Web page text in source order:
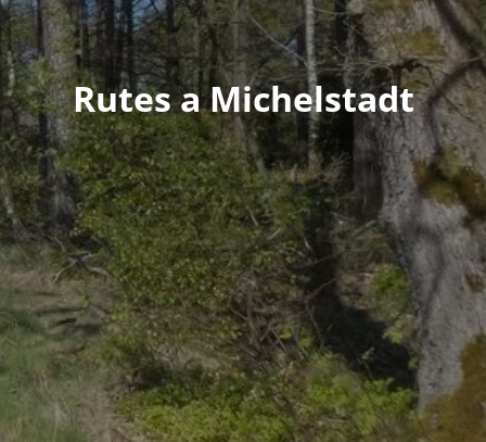
Rutes a Michelstadt